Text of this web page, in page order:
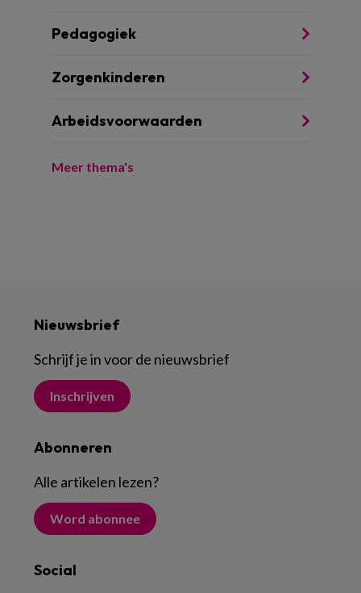
Pedagogiek
Zorgenkinderen
Arbeidsvoorwaarden
Meer thema's
Nieuwsbrief
Schrijf je in voor de nieuwsbrief
Inschrijven
Abonneren
Alle artikelen lezen?
Word abonnee
Social